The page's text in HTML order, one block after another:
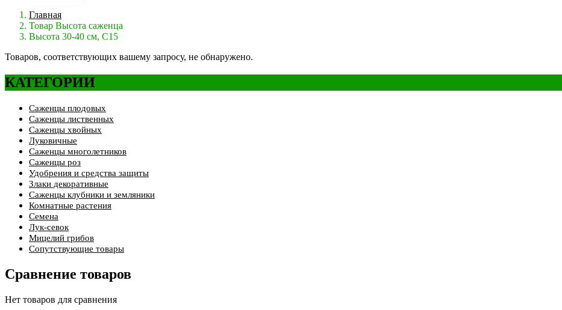
Главная
Товар Высота саженца
Высота 30-40 см, С15
Товаров, соответствующих вашему запросу, не обнаружено.
КАТЕГОРИИ
Саженцы плодовых
Саженцы лиственных
Саженцы хвойных
Луковичные
Саженцы многолетников
Саженцы роз
Удобрения и средства защиты
Злаки декоративные
Саженцы клубники и земляники
Комнатные растения
Семена
Лук-севок
Мицелий грибов
Сопутствующие товары
Сравнение товаров
Нет товаров для сравнения